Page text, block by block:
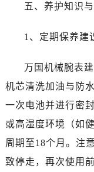
五、养护知识
1、定期保养建
万国机械腕表
机芯清洗加油与防
一次电池并进行密
或高湿度环境（如
周期至18个月。注
致停走，再次使用